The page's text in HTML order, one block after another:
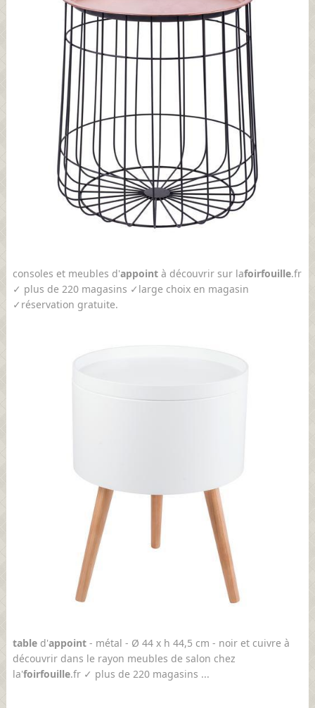
consoles et meubles d'appointà découvrir sur lafoirfouille.fr
✓ plus de 220 magasins ✓large choix en magasin
✓réservation gratuite.
tabled'appoint- métal - Ø 44 x h 44,5 cm - noir et cuivre à
découvrir dans le rayon meubles de salon chez
la'foirfouille.fr ✓ plus de 220 magasins ...